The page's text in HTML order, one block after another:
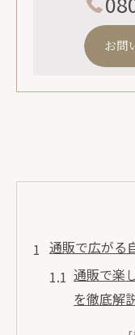
お問
通販で広がる
通販で楽
を徹底解
コーヒー